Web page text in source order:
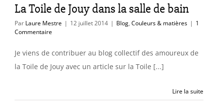
La Toile de Jouy dans la salle de bain
Par Laure Mestre | 12 juillet 2014 | Blog, Couleurs & matières | 1
Commentaire
Je viens de contribuer au blog collectif des amoureux de
la Toile de Jouy avec un article sur la Toile [...]
Lire la suite